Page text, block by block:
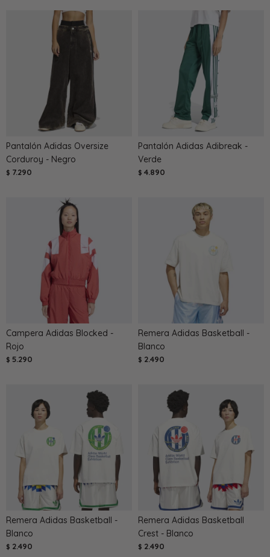
Pantalón Adidas Oversize
Corduroy - Negro
$ 7.290
Pantalón Adidas Adibreak -
Verde
$ 4.890
Campera Adidas Blocked -
Rojo
$ 5.290
Remera Adidas Basketball -
Blanco
$ 2.490
Remera Adidas Basketball -
Blanco
$ 2.490
Remera Adidas Basketball
Crest - Blanco
$ 2.490